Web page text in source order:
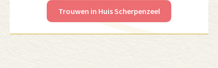
Trouwen in Huis Scherpenzeel